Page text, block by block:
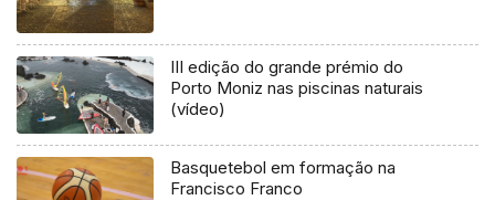
III edição do grande prémio do
Porto Moniz nas piscinas naturais
(vídeo)
Basquetebol em formação na
Francisco Franco